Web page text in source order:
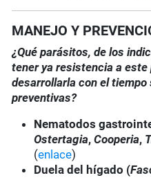
MANEJO Y
¿Qué parásitos, de los
tener ya resistencia a este
desarrollarla con el
preventivas?
Nematodos
Ostertagia,Cooperia,
(enlace)
Duela del hígado (